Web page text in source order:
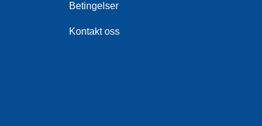
Betingelser
Kontakt oss